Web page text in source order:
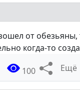
от
когда-то
100 Ещё